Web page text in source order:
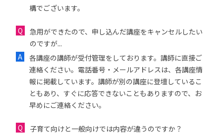
構でございます。
急用ができたので、申し込んだ講座をキャンセルしたい
のですが...
各講座の講師が受付管理をしております。講師に直接ご
連絡ください。電話番号・メールアドレスは、各講座情
報に掲載しています。講師が別の講座に登壇しているこ
ともあり、すぐに応答できないこともありますので、お
早めにご連絡ください。
子育て向けと一般向けでは内容が違うのですか？